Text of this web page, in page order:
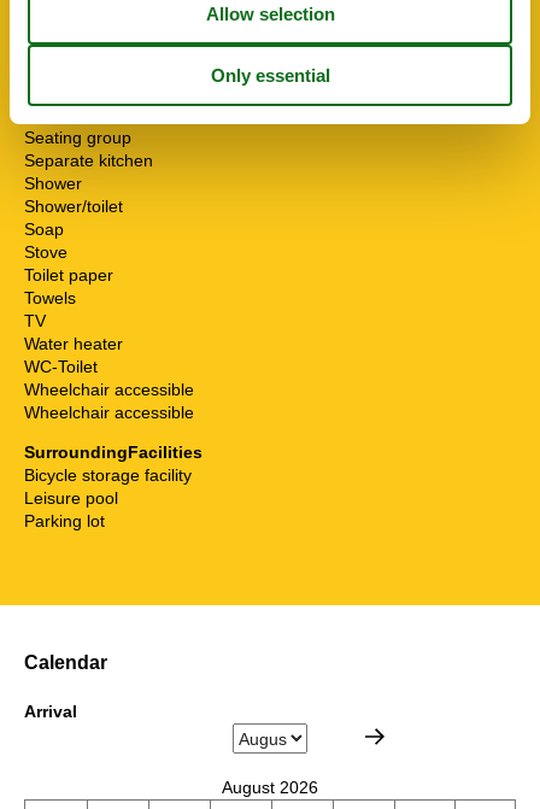
Pets allowed or on request
Seating group
Separate kitchen
Shower
Shower/toilet
Soap
Stove
Toilet paper
Towels
TV
Water heater
WC-Toilet
Wheelchair accessible
Wheelchair accessible
SurroundingFacilities
Bicycle storage facility
Leisure pool
Parking lot
Calendar
Arrival
August 2026